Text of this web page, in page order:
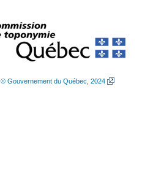
© Gouvernement du Québec, 2024